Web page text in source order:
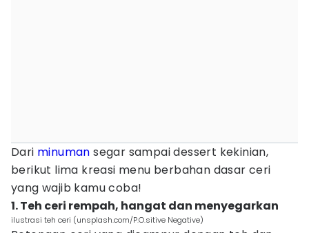
Dari minuman segar sampai dessert kekinian,
berikut lima kreasi menu berbahan dasar ceri
yang wajib kamu coba!
1. Teh ceri rempah, hangat dan menyegarkan
ilustrasi teh ceri (unsplash.com/P.O.sitive Negative)